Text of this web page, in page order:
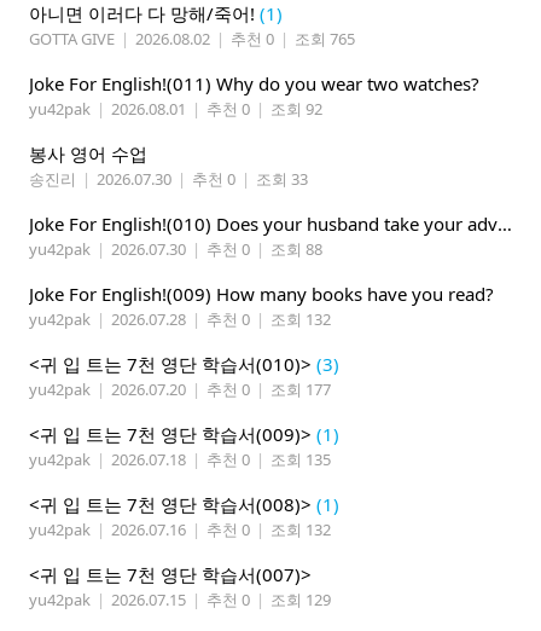
아니면 이러다 다 망해/죽어! (1)
GOTTA GIVE | 2026.08.02 | 추천 0 | 조회 765
Joke For English!(011) Why do you wear two watches?
yu42pak | 2026.08.01 | 추천 0 | 조회 92
봉사 영어 수업
송진리 | 2026.07.30 | 추천 0 | 조회 33
Joke For English!(010) Does your husband take your advice ?
yu42pak | 2026.07.30 | 추천 0 | 조회 88
Joke For English!(009) How many books have you read?
yu42pak | 2026.07.28 | 추천 0 | 조회 132
<귀 입 트는 7천 영단 학습서(010)> (3)
yu42pak | 2026.07.20 | 추천 0 | 조회 177
<귀 입 트는 7천 영단 학습서(009)> (1)
yu42pak | 2026.07.18 | 추천 0 | 조회 135
<귀 입 트는 7천 영단 학습서(008)> (1)
yu42pak | 2026.07.16 | 추천 0 | 조회 132
<귀 입 트는 7천 영단 학습서(007)>
yu42pak | 2026.07.15 | 추천 0 | 조회 129